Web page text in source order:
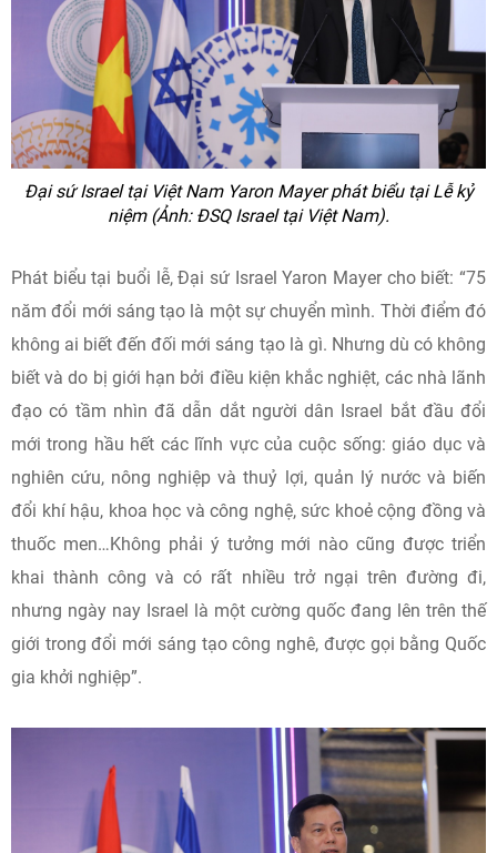
Đại sứ Israel tại Việt Nam Yaron Mayer phát biểu tại Lễ kỷ
niệm (Ảnh: ĐSQ Israel tại Việt Nam).
Phát biểu tại buổi lễ, Đại sứ Israel Yaron Mayer cho biết: “75
năm đổi mới sáng tạo là một sự chuyển mình. Thời điểm đó
không ai biết đến đối mới sáng tạo là gì. Nhưng dù có không
biết và do bị giới hạn bởi điều kiện khắc nghiệt, các nhà lãnh
đạo có tầm nhìn đã dẫn dắt người dân Israel bắt đầu đổi
mới trong hầu hết các lĩnh vực của cuộc sống: giáo dục và
nghiên cứu, nông nghiệp và thuỷ lợi, quản lý nước và biến
đổi khí hậu, khoa học và công nghệ, sức khoẻ cộng đồng và
thuốc men…Không phải ý tưởng mới nào cũng được triển
khai thành công và có rất nhiều trở ngại trên đường đi,
nhưng ngày nay Israel là một cường quốc đang lên trên thế
giới trong đổi mới sáng tạo công nghê, được gọi bằng Quốc
gia khởi nghiệp”.